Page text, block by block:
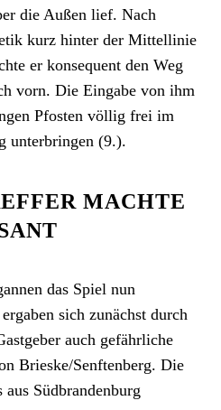
die Außen lief. Nach
kurz hinter der Mittellinie
er konsequent den Weg
vorn. Die Eingabe von ihm
Pfosten völlig frei im
unterbringen (9.).
MACHTE
das Spiel nun
sich zunächst durch
auch gefährliche
Brieske/Senftenberg. Die
aus Südbrandenburg